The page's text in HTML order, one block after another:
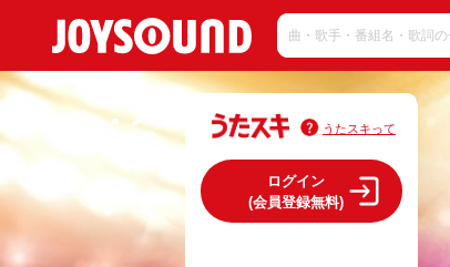
うたスキって
ログイン
(会員登録無料)